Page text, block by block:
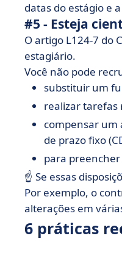
datas do estágio e
#5 - Esteja
O artigo L124-7 do
estagiário.
Você não pode
substituir um
realizar tarefas
compensar um
de prazo fixo
para
☝️ Se essas
Por exemplo, o
alterações em
6 práticas